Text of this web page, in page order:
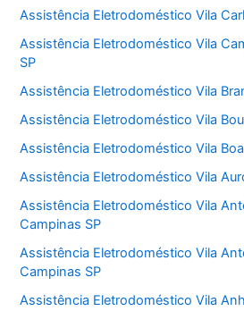
Assistência Eletrodoméstico Vila
Assistência Eletrodoméstico Vila
SP
Assistência Eletrodoméstico Vila
Assistência Eletrodoméstico Vila
Assistência Eletrodoméstico Vila
Assistência Eletrodoméstico Vila
Assistência Eletrodoméstico Vila
Campinas SP
Assistência Eletrodoméstico Vila
Campinas SP
Assistência Eletrodoméstico Vila